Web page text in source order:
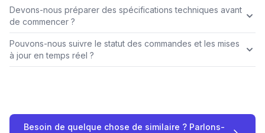
Devons-nous préparer des spécifications techniques avant
de commencer ?
Pouvons-nous suivre le statut des commandes et les mises
à jour en temps réel ?
Besoin de quelque chose de similaire ? Parlons-